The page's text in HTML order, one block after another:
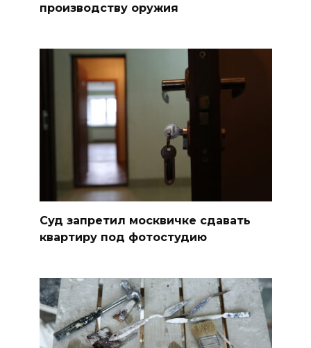
производству оружия
Суд запретил москвичке сдавать
квартиру под фотостудию